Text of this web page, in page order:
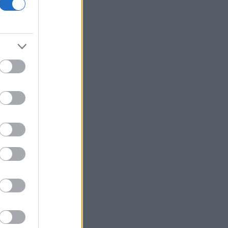
Ελληνική Αναπτυξιακή Τράπεζα: Με
Nvidia: Θα επενδύσει έως και 3 δισ.
ανάπτυξης του κέντρου δεδομένων
Stargate
5 γραφικά ψαροχώρια της Ελλάδας
που δεν έχετε ανακαλύψει ακόμα
στρες τεστ
της ελληνικής βιομηχανίας
«κόκκινες γραμμές» για το περιβάλλον
και τι αλλάζει σε ξενοδοχεία, νησιά και
Τράπεζες: Στα 55,5 εκατ. ευρώ ο
λογαριασμός από τα δάνεια του ν.